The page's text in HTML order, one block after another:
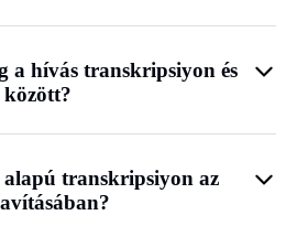
a hívás transkripsiyon és
között?
alapú transkripsiyon az